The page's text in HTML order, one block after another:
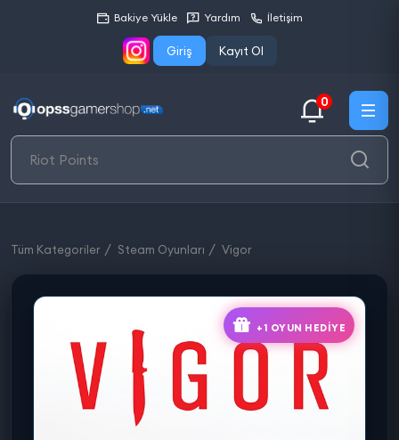
Bakiye Yükle Yardım İletişim
Giriş Kayıt Ol
0
Tüm Kategoriler Steam Oyunları Vigor
+1 OYUN HEDIYE